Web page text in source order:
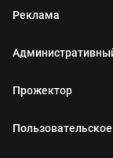
Реклама
Прожектор